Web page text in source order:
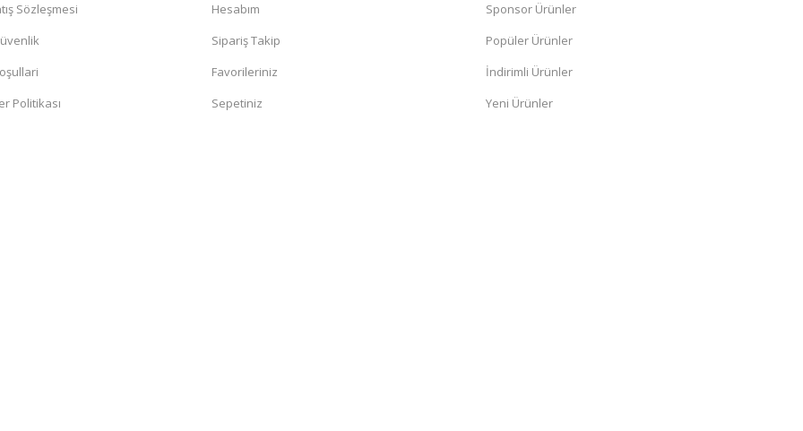
Sözleşmesi
Politikası
Hesabım
Sipariş Takip
Favorileriniz
Sepetiniz
Sponsor Ürünler
Popüler Ürünler
İndirimli Ürünler
Yeni Ürünler